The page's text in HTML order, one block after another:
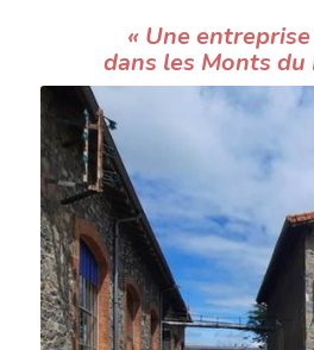
« Une
dans les Monts du